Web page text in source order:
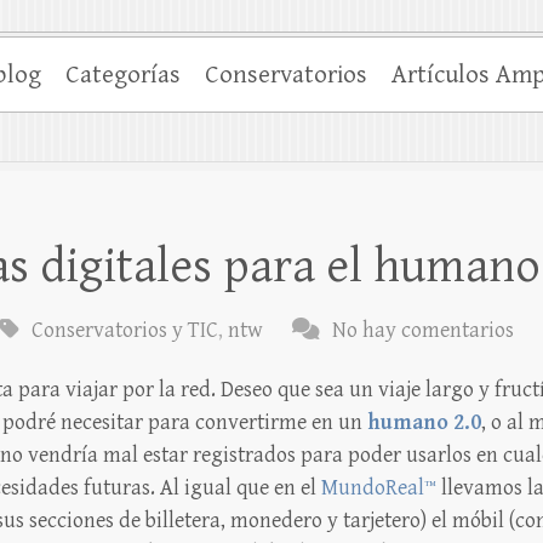
Categorías Conservatorios Artículos
digitales para el
Conservatorios y TIC, ntw No hay comentarios
para viajar por la red. Deseo que sea un viaje largo y
necesitar para convertirme en un humano 2.0, o al
vendría mal estar registrados para poder usarlos en
futuras. Al igual que en elMundoReal™ llevamos
secciones de billetera, monedero y tarjetero) el móbil